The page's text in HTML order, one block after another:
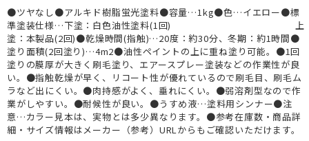
●ツヤなし●アルキド樹脂蛍光塗料●容量…1kg●色…イエロー●標
準塗装仕様…下塗：白色油性塗料(1回) 上
塗：本製品(2回)●乾燥時間(指触)…20度：約30分、冬期：約1時間●
塗り面積(2回塗り)…4m2●油性ペイントの上に重ね塗り可能。●1回
塗りの膜厚が大きく刷毛塗り、エアースプレー塗装などの作業性が良
い。●指触乾燥が早く、リコート性が優れているので刷毛目、刷毛ム
ラなど出にくい。●肉持感がよく、垂れにくい。●弱溶剤型なので作
業がしやすい。●耐候性が良い。●うすめ液…塗料用シンナー●注
意…カラー見本は、実物とは多少異なります。●参考在庫数・商品詳
細・サイズ情報はメーカー（参考）URLからもご確認いただけます。